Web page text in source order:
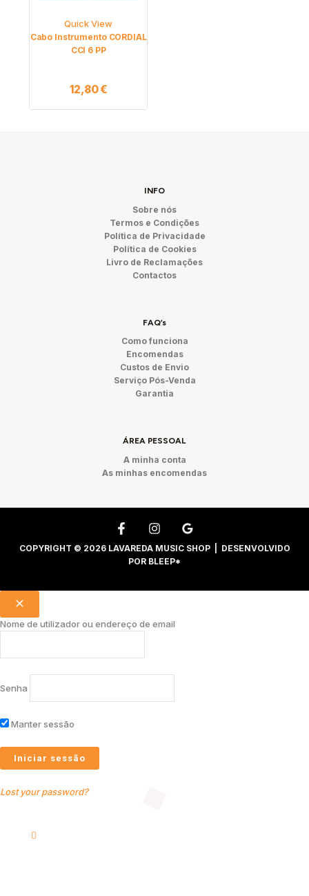
Quick View
Cabo Instrumento CORDIAL
CCI 6 PP
12,80€
INFO
Sobre nós
Termos e Condições
Política de Privacidade
Política de Cookies
Livro de Reclamações
Contactos
FAQ’s
Como funciona
Encomendas
Custos de Envio
Serviço Pós-Venda
Garantia
ÁREA PESSOAL
A minha conta
As minhas encomendas
COPYRIGHT © 2026 LAVAREDA MUSIC SHOP | DESENVOLVIDO
POR BLEEP*
Nome de utilizador ou endereço de email
Senha
Manter sessão
Lost your password?